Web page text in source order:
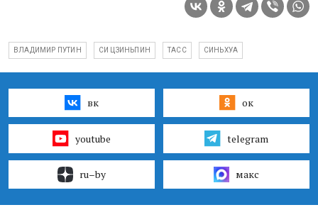
ВЛАДИМИР ПУТИН СИ ЦЗИНЬПИН ТАСС СИНЬХУА
вк ок
youtube telegram
ru–by макс